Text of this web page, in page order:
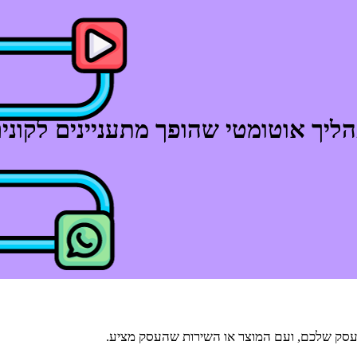
אוטומטי שהופך מתעניינים
שלכם, ועם המוצר או השירות שהעסק מציע.